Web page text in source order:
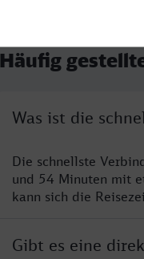
Häufig
Was ist die
Die schnellste
und 54 Minuten mit
kann sich die
Gibt es eine